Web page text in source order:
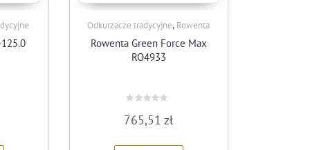
Odkurzacze tradycyjne, Rowenta
Rowenta Green Force Max
RO4933
0
out
5
765,51zł